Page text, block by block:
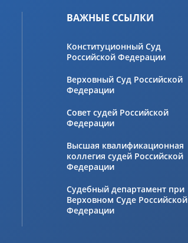
ВАЖНЫЕ ССЫЛКИ
Конституционный Суд
Российской Федерации
Верховный Суд Российской
Федерации
Совет судей Российской
Федерации
Высшая квалификационная
коллегия судей Российской
Федерации
Судебный департамент при
Верховном Суде Российской
Федерации